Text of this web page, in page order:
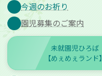
今週のお祈り
園児募集のご案内
未就園児ひろば
【めぇめぇランド】